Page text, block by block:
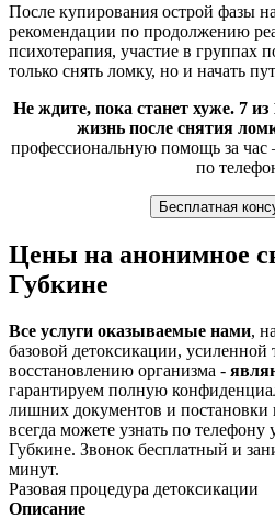
После купирования острой фазы
рекомендации по продолжению
психотерапия, участие в
только снять ломку, но и начать
Не ждите, пока станет хуже. 7
жизнь после снятия
профессиональную помощь за час
по
Бесплатная
Цены на анонимное
Губкине
Все услуги оказываемые нами,
базовой детоксикации,
восстановлению организма -
гарантируем полную
лишних документов и
всегда можете узнать по телефону
Губкине. Звонок бесплатный и
минут.
Разовая процедура детоксикации
Описание